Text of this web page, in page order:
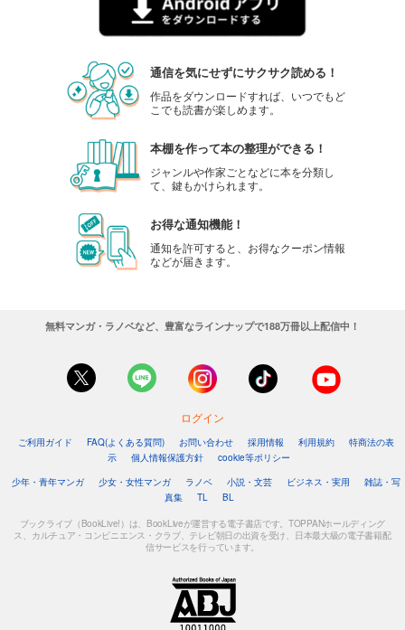
通信を気にせずにサクサク読める！
作品をダウンロードすれば、いつでもど
こでも読書が楽しめます。
本棚を作って本の整理ができる！
ジャンルや作家ごとなどに本を分類し
て、鍵もかけられます。
お得な通知機能！
通知を許可すると、お得なクーポン情報
などが届きます。
無料マンガ・ラノベなど、豊富なラインナップで188万冊以上配信中！
ログイン
ご利用ガイド FAQ(よくある質問) お問い合わせ 採用情報 利用規約
特商法の表
示
個人情報保護方針
cookie等ポリシー
少年・青年マンガ
少女・女性マンガ ラノベ 小説・文芸 ビジネス・実用
雑誌・写
真集
TL BL
ブックライブ（BookLive!）は、BookLiveが運営する電子書店です。TOPPANホールディング
ス、カルチュア・コンビニエンス・クラブ、テレビ朝日の出資を受け、日本最大級の電子書籍配
信サービスを行っています。